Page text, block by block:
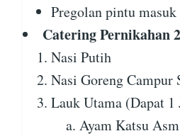
Pregolan pintu masuk
Catering Pernikahan
Nasi Putih
Nasi Goreng Campur
Lauk Utama (Dapat 1
Ayam Katsu